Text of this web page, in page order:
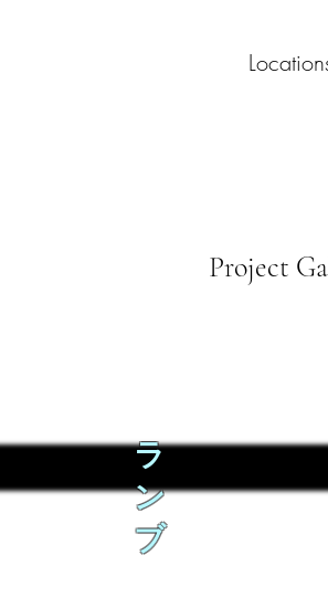
Project
ラ
ン
ブ